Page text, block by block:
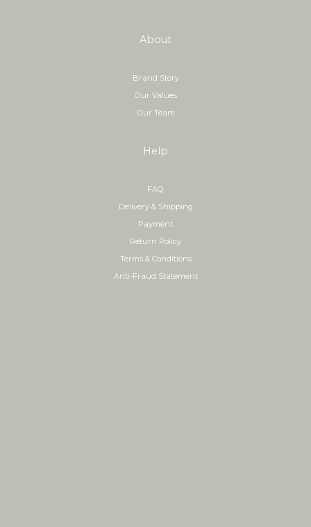
About
Brand Story
Our Values
Our Team
Help
FAQ
Delivery & Shipping
Payment
Return Policy
Terms & Conditions
Anti-Fraud Statement